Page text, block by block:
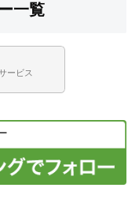
一覧
ービス